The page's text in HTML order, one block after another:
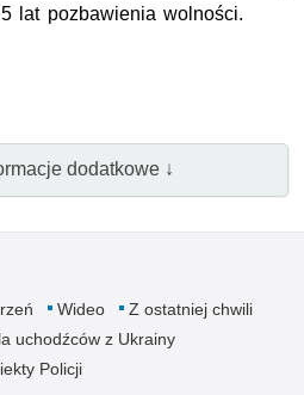
lat pozbawienia wolności.
dodatkowe ↓
Wideo
Z ostatniej chwili
uchodźców z Ukrainy
Policji